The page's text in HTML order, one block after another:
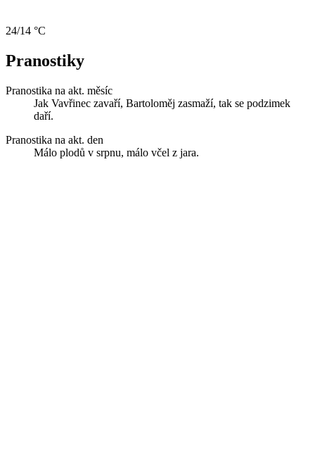
24/14 °C
Pranostiky
Pranostika na akt. měsíc
Jak Vavřinec zavaří, Bartoloměj zasmaží, tak se podzimek
daří.
Pranostika na akt. den
Málo plodů v srpnu, málo včel z jara.